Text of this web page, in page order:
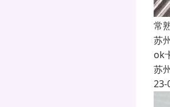
常
苏
ok
苏
23-